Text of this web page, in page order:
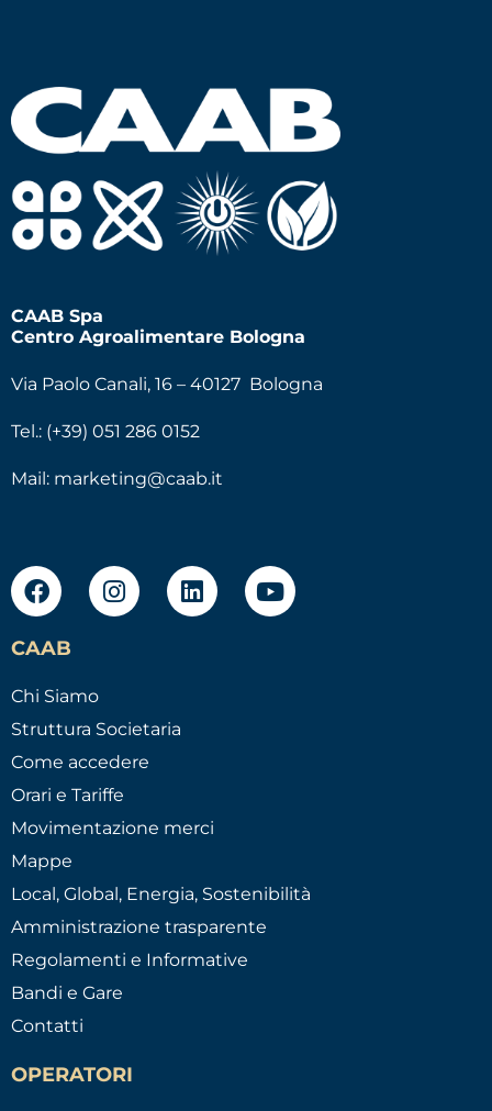
CAAB Spa
Centro Agroalimentare Bologna
Via Paolo Canali, 16 – 40127 Bologna
Tel.: (+39) 051 286 0152
Mail: marketing@caab.it
CAAB
Chi Siamo
Struttura Societaria
Come accedere
Orari e Tariffe
Movimentazione merci
Mappe
Local, Global, Energia, Sostenibilità
Amministrazione trasparente
Regolamenti e Informative
Bandi e Gare
Contatti
OPERATORI